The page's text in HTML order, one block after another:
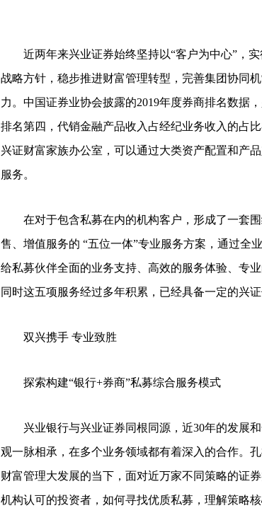
近两年来兴业证券始终坚持以“客户为中心”，实
战略方针，稳步推进财富管理转型，完善集团协同
力。中国证券业协会披露的2019年度券商排名数据
排名第四，代销金融产品收入占经纪业务收入的占
兴证财富家族办公室，可以通过大类资产配置和产
服务。
在对于包含私募在内的机构客户，形成了一套围
售、增值服务的 “五位一体”专业服务方案，通过全
给私募伙伴全面的业务支持、高效的服务体验、专
同时这五项服务经过多年积累，已经具备一定的兴证
双兴携手 专业致胜
探索构建“银行+券商”私募综合服务模式
兴业银行与兴业证券同根同源，近30年的发展和
观一脉相承，在多个业务领域都有着深入的合作。
财富管理大发展的当下，面对近万家不同策略的证
机构认可的投资者，如何寻找优质私募，理解策略